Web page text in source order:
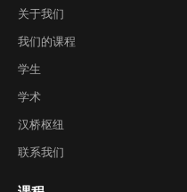
关于我们
我们的课程
学生
学术
汉桥枢纽
联系我们